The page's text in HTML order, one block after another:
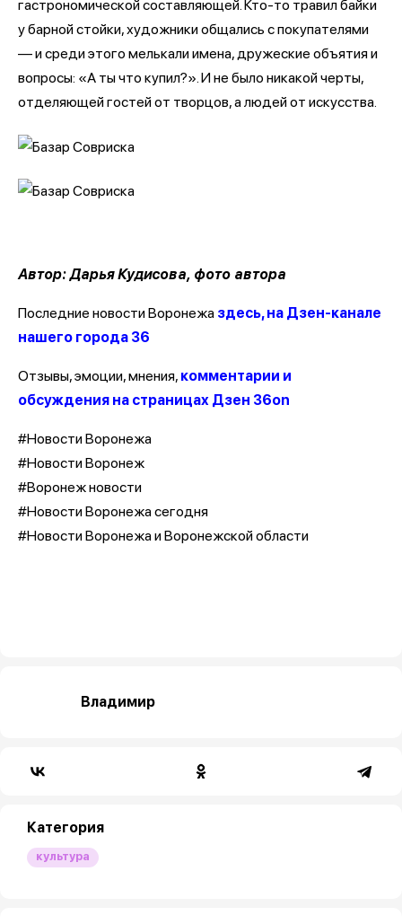
гастрономической составляющей. Кто-то травил байки
у барной стойки, художники общались с покупателями
— и среди этого мелькали имена, дружеские объятия и
вопросы: «А ты что купил?». И не было никакой черты,
отделяющей гостей от творцов, а людей от искусства.
Автор: Дарья Кудисова, фото автора
Последние новости Воронежа здесь, на Дзен-канале
нашего города 36
Отзывы, эмоции, мнения, комментарии и
обсуждения на страницах Дзен 36on
#Новости Воронежа
#Новости Воронеж
#Воронеж новости
#Новости Воронежа сегодня
#Новости Воронежа и Воронежской области
Владимир
Категория
культура